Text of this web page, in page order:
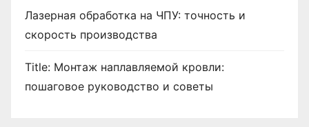
Лазерная обработка на ЧПУ: точность и
скорость производства
Title: Монтаж наплавляемой кровли:
пошаговое руководство и советы